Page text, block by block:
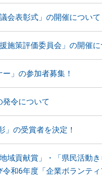
会表彰式」の開催について
施策評価委員会」の開催に
」の参加者募集！
発令について
」の受賞者を決定！
域貢献賞」・「県民活動
和6年度「企業ボランテ